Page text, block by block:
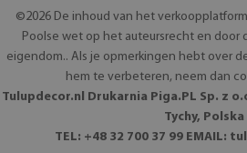
©2026 De inhoud van het
Poolse wet op het auteursrecht en
eigendom.. Als je opmerkingen hebt over
hem te verbeteren, neem dan
Tulupdecor.nl Drukarnia Piga.PL Sp. z
Tychy, Polska
TEL: +48 32 700 37 99 EMAIL: